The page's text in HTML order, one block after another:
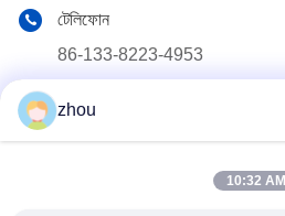
টেলিফোন
86-133-8223-4953
ই-মেইল
zhou
10:32 AM